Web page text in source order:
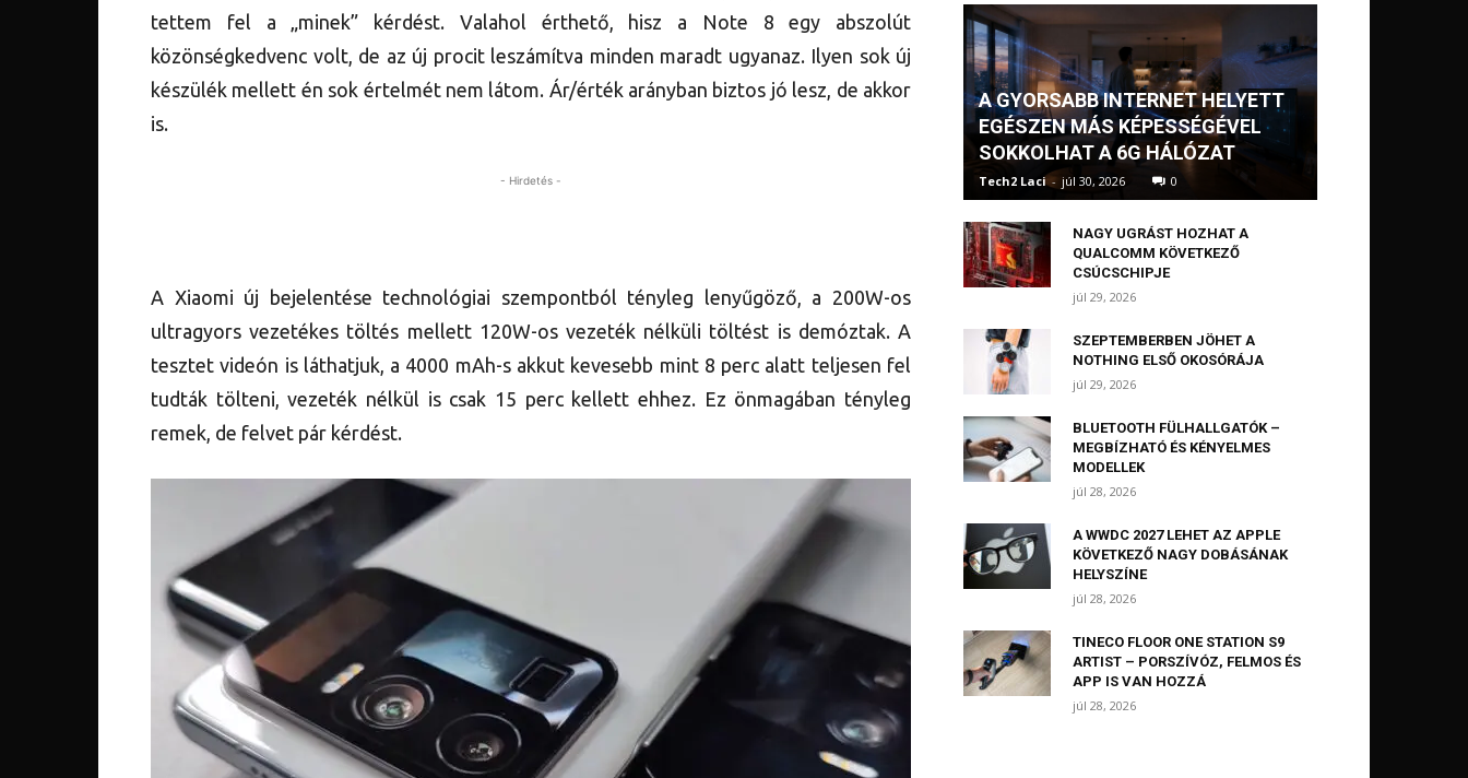
tettem fel a „minek” kérdést. Valahol érthető, hisz a Note 8 egy abszolút
közönségkedvenc volt, de az új procit leszámítva minden maradt ugyanaz. Ilyen sok új
készülék mellett én sok értelmét nem látom. Ár/érték arányban biztos jó lesz, de akkor
is.
- Hirdetés -
A Xiaomi új bejelentése technológiai szempontból tényleg lenyűgöző, a 200W-os
ultragyors vezetékes töltés mellett 120W-os vezeték nélküli töltést is demóztak. A
tesztet videón is láthatjuk, a 4000 mAh-s akkut kevesebb mint 8 perc alatt teljesen fel
tudták tölteni, vezeték nélkül is csak 15 perc kellett ehhez. Ez önmagában tényleg
remek, de felvet pár kérdést.
A GYORSABB INTERNET HELYETT
EGÉSZEN MÁS KÉPESSÉGÉVEL
SOKKOLHAT A 6G HÁLÓZAT
Tech2 Laci - júl 30, 2026 0
NAGY UGRÁST HOZHAT A
QUALCOMM KÖVETKEZŐ
CSÚCSCHIPJE
júl 29, 2026
SZEPTEMBERBEN JÖHET A
NOTHING ELSŐ OKOSÓRÁJA
júl 29, 2026
BLUETOOTH FÜLHALLGATÓK –
MEGBÍZHATÓ ÉS KÉNYELMES
MODELLEK
júl 28, 2026
A WWDC 2027 LEHET AZ APPLE
KÖVETKEZŐ NAGY DOBÁSÁNAK
HELYSZÍNE
júl 28, 2026
TINECO FLOOR ONE STATION S9
ARTIST – PORSZÍVÓZ, FELMOS ÉS
APP IS VAN HOZZÁ
júl 28, 2026